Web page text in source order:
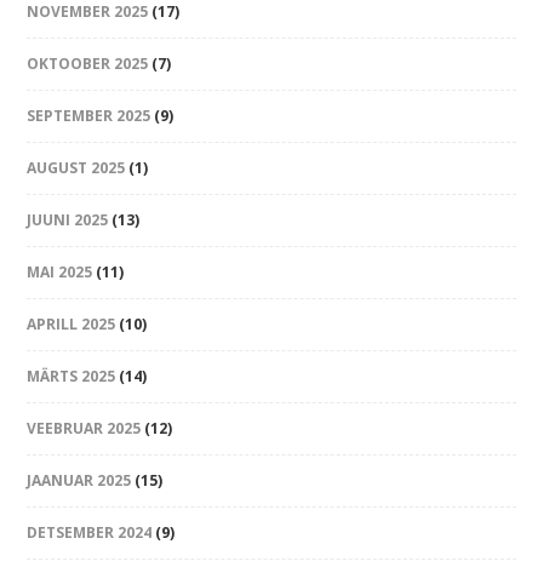
NOVEMBER 2025 (17)
OKTOOBER 2025 (7)
SEPTEMBER 2025 (9)
AUGUST 2025 (1)
JUUNI 2025 (13)
MAI 2025 (11)
APRILL 2025 (10)
MÄRTS 2025 (14)
VEEBRUAR 2025 (12)
JAANUAR 2025 (15)
DETSEMBER 2024 (9)